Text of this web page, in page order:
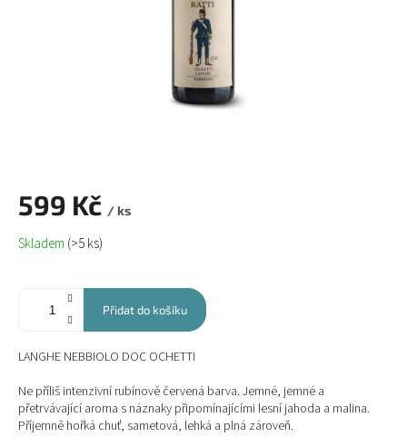
599 Kč / ks
Měrná
cena:
Skladem (>5 ks)
Přidat do košíku
LANGHE NEBBIOLO DOC OCHETTI
Ne příliš intenzivní rubínově červená barva. Jemné, jemné a
přetrvávající aroma s náznaky připomínajícími lesní jahoda a malina.
Příjemně hořká chuť, sametová, lehká a plná zároveň.